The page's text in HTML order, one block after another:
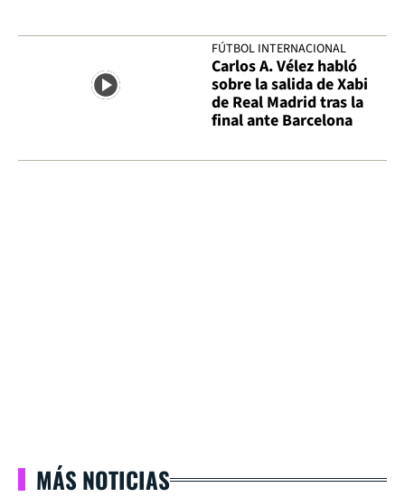
FÚTBOL INTERNACIONAL
Carlos A. Vélez habló
sobre la salida de Xabi
de Real Madrid tras la
final ante Barcelona
MÁS NOTICIAS